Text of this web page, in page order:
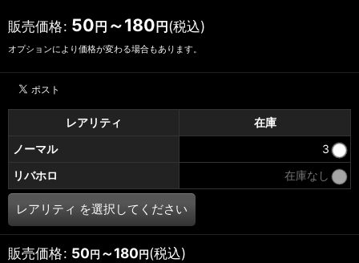
販売価格: 50 円 ～180 円 (税込)
オプションにより価格が変わる場合もあります。
レアリティ
在庫
ノーマル
3
リバホロ
在庫なし
レアリティ を選択してください
販売価格: 50円 ～180円(税込)